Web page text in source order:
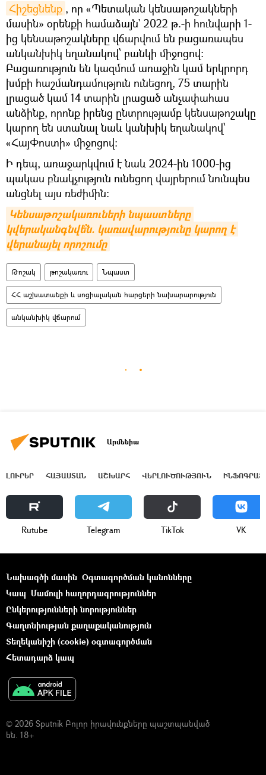
Հիշեցնենք , որ «Պետական կենսաթոշակների
մասին» օրենքի համաձայն` 2022 թ.-ի հունվարի 1-
ից կենսաթոշակները վճարվում են բացառապես
անկանխիկ եղանակով՝ բանկի միջոցով։
Բացառություն են կազմում առաջին կամ երկրորդ
խմբի հաշմանդամություն ունեցող, 75 տարին
լրացած կամ 14 տարին լրացած անչափահաս
անձինք, որոնք իրենց ընտրությամբ կենսաթոշակը
կարող են ստանալ նաև կանխիկ եղանակով՝
«ՀայՓոստի» միջոցով:
Ի դեպ, առաջարկվում է նաև 2024-ին 1000-ից
պակաս բնակչություն ունեցող վայրերում նունպես
անցնել այս ռեժիմին։
Կենսաթոշակառուների նպաստները
կվերականգնվե՞ն. կառավարությունը կարող է
վերանայել որոշումը
Թոշակ թոշակառու Նպաստ
ՀՀ աշխատանքի և սոցիալական հարցերի նախարարություն
անկանխիկ վճարում
Արմենիա
ԼՈՒՐԵՐ ՀԱՅԱՍՏԱՆ ԱՇԽԱՐՀ ՎԵՐԼՈՒԾՈՒԹՅՈՒՆ
Rutube Telegram ТikТоk VK
Նախագծի մասին Օգտագործման կանոնները
Կապ Մամուլի հաղորդագրություններ
Ընկերությունների նորություններ
Գաղտնիության քաղաքականություն
Տեղեկանիշի (cookie) օգտագործման
Հետադարձ կապ
© 2026 Sputnik Բոլոր իրավունքները պաշտպանված
են. 18+